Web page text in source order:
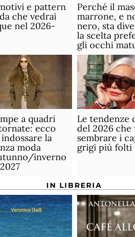
e pattern
che vedrai
nel 2026-
Perché il
marrone, e
nero, sta
la scelta
gli occhi
a quadri
ecco
la
moda
inverno
Le tendenze
del 2026 che
sembrare i
grigi più folti
IN LIBRERIA